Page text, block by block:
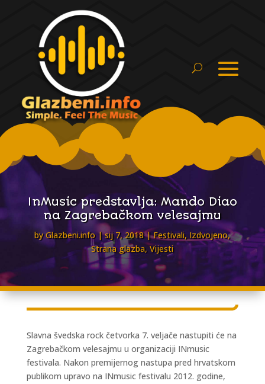
InMusic predstavlja: Mando Diao
na Zagrebačkom velesajmu
byGlazbeni.info sij 7, 2018 Festivali, Izdvojeno,
Strana glazba,Vijesti
Slavna švedska rock četvorka 7. veljače nastupiti će na
Zagrebačkom velesajmu u organizaciji INmusic
festivala. Nakon premijernog nastupa pred hrvatskom
publikom upravo na INmusic festivalu 2012. godine,